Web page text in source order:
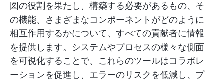
図の役割を果たし、構築する必要があるもの、そ
の機能、さまざまなコンポーネントがどのように
相互作用するかについて、すべての貢献者に情報
を提供します。システムやプロセスの様々な側面
を可視化することで、これらのツールはコラボレ
ーションを促進し、エラーのリスクを低減し、プ